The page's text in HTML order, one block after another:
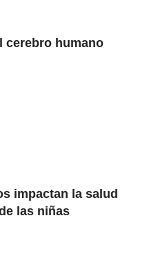
cerebro humano
impactan la salud
las niñas